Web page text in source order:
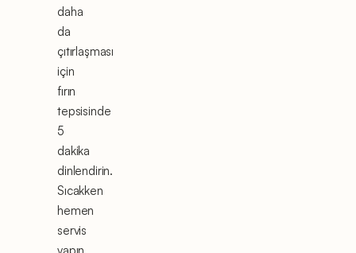
daha
da
çıtırlaşması
için
fırın
tepsisinde
5
dakika
dinlendirin.
Sıcakken
hemen
servis
yapın.